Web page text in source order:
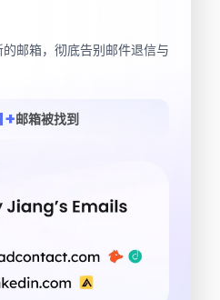
邮箱，彻底告别邮件退信与
邮箱被找到